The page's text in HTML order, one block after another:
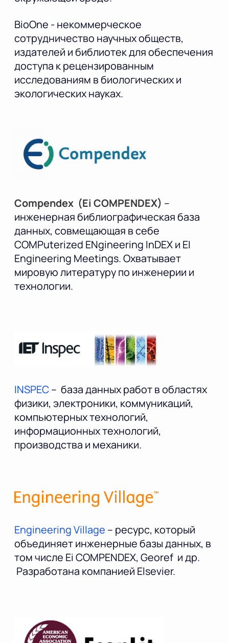
BioOne - некоммерческое
сотрудничество научных обществ,
издателей и библиотек для обеспечения
доступа к рецензированным
исследованиям в биологических и
экологических науках.
Compendex (Ei COMPENDEX) –
инженерная библиографическая база
данных, совмещающая в себе
COMPuterized ENgineering InDEX и EI
Engineering Meetings. Охватывает
мировую литературу по инженерии и
технологии.
INSPEC– база данных работ в областях
физики, электроники, коммуникаций,
компьютерных технологий,
информационных технологий,
производства и механики.
Engineering Village – ресурс, который
объединяет инженерные базы данных, в
том числе Ei COMPENDEX, Georef и др.
Разработана компанией Elsevier.